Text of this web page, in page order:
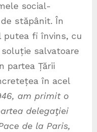
social-
stăpânit. În
putea fi învins, cu
salvatoare
partea Țării
în acel
am primit o
delegaţiei
de la Paris,